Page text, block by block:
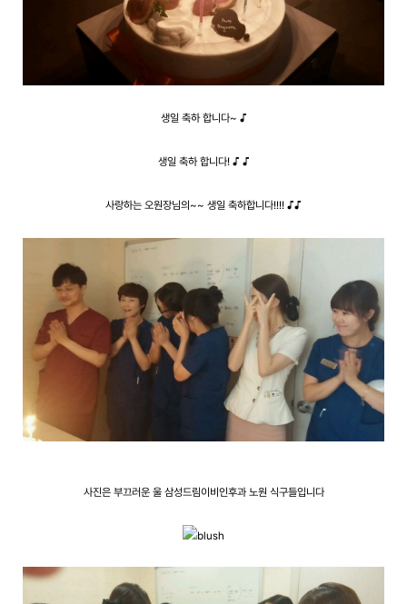
생일 축하 합니다~ ♪
생일 축하 합니다! ♪ ♪
사랑하는 오원장님의~~ 생일 축하합니다!!!! ♪♪
사진은 부끄러운 울 삼성드림이비인후과 노원 식구들입니다